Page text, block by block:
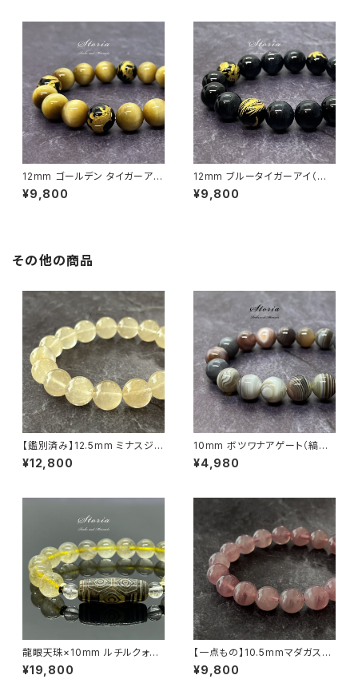
12mm ゴールデン タイガーアイ
（虎目石）×四神相応 金彫刻オニ
キス ブレスレット
¥9,800
12mm ブルータイガーアイ（虎
目石）×四神相応 金彫刻オニキ
ス ブレスレット
¥9,800
その他の商品
【鑑別済み】12.5mm ミナスジェ
ライス産 ヴィーナスヘアルチル
クォーツ（金針水晶）ブレスレット
¥12,800
10mm ボツワナアゲート（縞瑪
瑙）ブレスレット
¥4,980
龍眼天珠×10mm ルチルクォー
ツ（金針水晶）×ヒマラヤ水晶 ブ
レスレット
¥19,800
【一点もの】10.5mmマダガスカ
ル産 ディープ・ローズクォーツ
ブレスレット【鑑別済み】
¥9,800